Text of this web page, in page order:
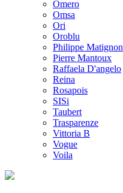
Omero
Omsa
Ori
Oroblu
Philippe Matignon
Pierre Mantoux
Raffaela D'angelo
Reina
Rosapois
SISi
Taubert
Trasparenze
Vittoria B
Vogue
Voila